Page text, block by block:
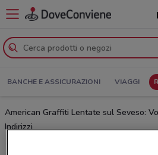
BANCHE E ASSICURAZIONI VIAGGI
American Graffiti Lentate sul Seveso:
Indirizzi